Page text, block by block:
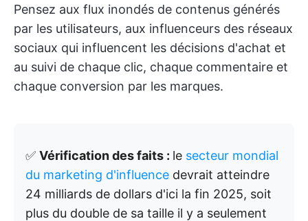
Pensez aux flux inondés de contenus générés
par les utilisateurs, aux influenceurs des réseaux
sociaux qui influencent les décisions d'achat et
au suivi de chaque clic, chaque commentaire et
chaque conversion par les marques.
✅ Vérification des faits : le secteur mondial
du marketing d'influence devrait atteindre
24 milliards de dollars d'ici la fin 2025, soit
plus du double de sa taille il y a seulement